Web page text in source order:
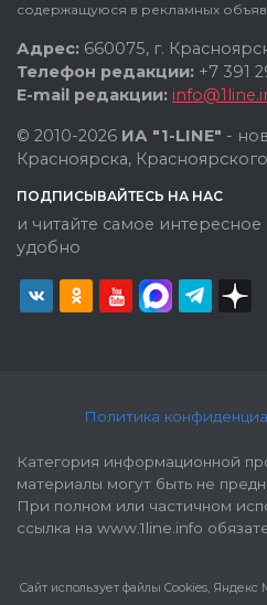
содержащуюся в рекламных
Адрес: 660075, г.
Телефон редакции: +7 391
E-mail редакции:
© 2010-2026 ИА "1-LINE" -
Красноярска,
ПОДПИСЫВАЙТЕСЬ НА НАС
и читайте самое интересное
удобно
Политика
Категория информационной
материалы могут быть не
При полном или частичном
ссылка на www.1line.info
Cайт использует файлы Cookies,